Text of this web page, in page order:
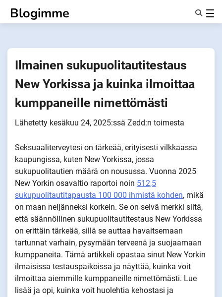
sisältöön
Blogimme
Tietoa Meistä
Ilmainen sukupuolitautitestaus
New Yorkissa ja kuinka ilmoittaa
kumppaneille nimettömästi
Lähetetty kesäkuu 24, 2025:ssä Zedd:n toimesta
Seksuaaliterveytesi on tärkeää, erityisesti vilkkaassa
kaupungissa, kuten New Yorkissa, jossa
sukupuolitautien määrä on nousussa. Vuonna 2025
New Yorkin osavaltio raportoi noin 512,5
sukupuolitautitapausta 100 000 ihmistä kohden, mikä
on maan neljänneksi korkein. Se on selvä merkki siitä,
että säännöllinen sukupuolitautitestaus New Yorkissa
on erittäin tärkeää, sillä se auttaa havaitsemaan
tartunnat varhain, pysymään terveenä ja suojaamaan
kumppaneita. Tämä artikkeli opastaa sinut New Yorkin
ilmaisissa testauspaikoissa ja näyttää, kuinka voit
ilmoittaa aiemmille kumppaneille nimettömästi. Lue
lisää ja opi, kuinka voit huolehtia kehostasi ja